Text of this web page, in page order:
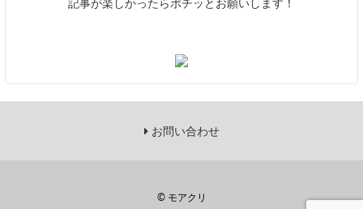
お問い合わせ
© モアクリ